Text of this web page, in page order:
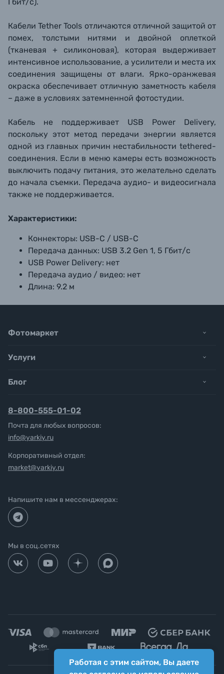
Кабели Tether Tools отличаются отличной защитой от
помех, толстыми нитями и двойной оплеткой
(тканевая + силиконовая), которая выдерживает
интенсивное использование, а усилители и места их
соединения защищены от влаги. Ярко-оранжевая
окраска обеспечивает отличную заметность кабеля
– даже в условиях затемненной фотостудии.
Кабель не поддерживает USB Power Delivery,
поскольку этот метод передачи энергии является
одной из главных причин нестабильности tethered-
соединения. Если в меню камеры есть возможность
выключить подачу питания, это желательно сделать
до начала съемки. Передача аудио- и видеосигнала
также не поддерживается.
Характеристики:
Коннекторы: USB-C / USB-C
Передача данных: USB 3.2 Gen 1, 5 Гбит/с
USB Power Delivery: нет
Передача аудио / видео: нет
Длина: 9.2 м
Работая с этим сайтом, Вы даете
Фотомаркет
Услуги
Блог
8-800-555-01-02
Почта для любых вопросов:
info@yarkiy.ru
Корпоративный отдел:
market@yarkiy.ru
Напишите нам в мессенджерах:
Мы в соц.сетях